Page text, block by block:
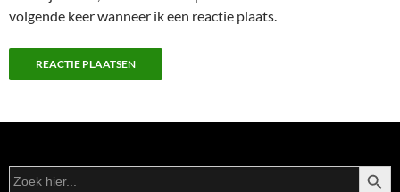
volgende keer wanneer ik een reactie plaats.
Zoek
naar: